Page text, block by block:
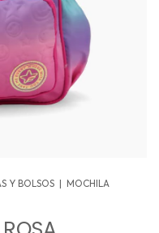
Y BOLSOS | MOCHILA